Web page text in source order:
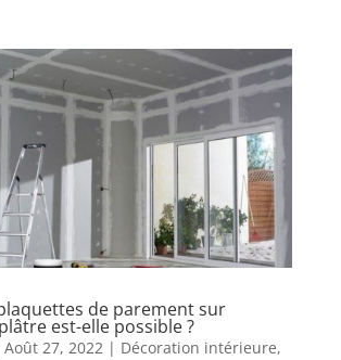
de parement sur
est-elle possible ?
Août 27, 2022 | Décoration intérieure,